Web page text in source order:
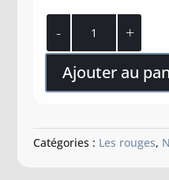
Rouille
paprika
Ajouter au
Catégories : Les rouges,